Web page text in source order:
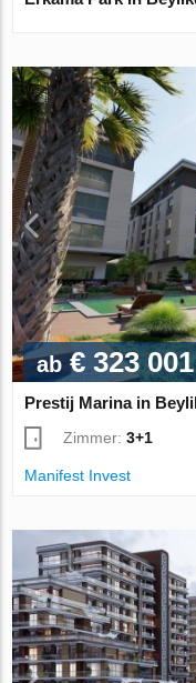
ab€ 323 001
Prestij Marina in
Zimmer:3+1
Manifest Invest